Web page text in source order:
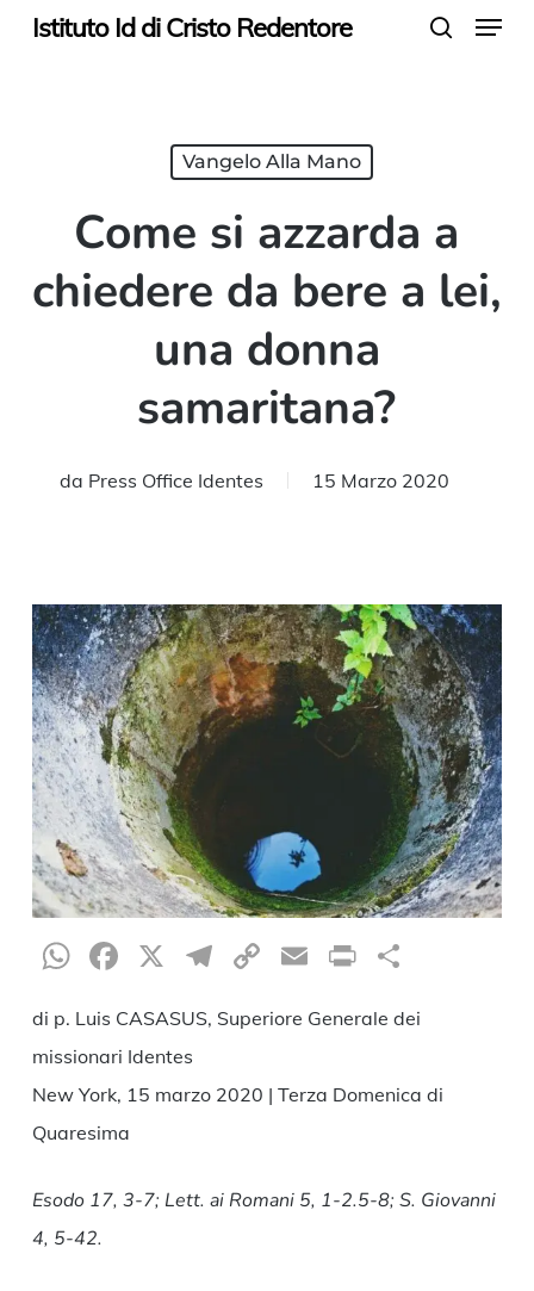
SkipIstituto Id di Cristo Redentore Menu
Vangelo Alla Mano
Come si azzarda a
chiedere da bere a lei,
una donna
samaritana?
da Press Office Identes 15 Marzo 2020
WhatsApp
Facebook
X Telegram
CopyEmailPrint
di p. Luis CASASUS, Superiore Generale dei
missionari Identes
New York, 15 marzo 2020 | Terza Domenica di
Quaresima
Esodo 17, 3-7; Lett. ai Romani 5, 1-2.5-8; S. Giovanni
4, 5-42.